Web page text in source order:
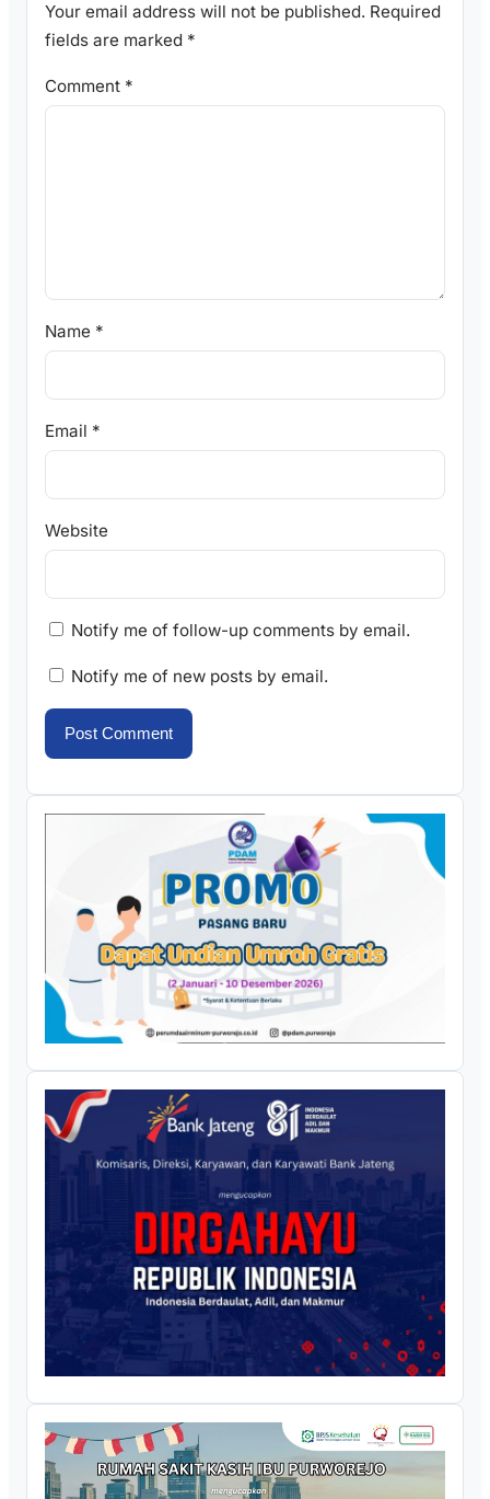
Your email address will not be published. Required
fields are marked *
Comment *
Name *
Email *
Website
Notify me of follow-up comments by email.
Notify me of new posts by email.